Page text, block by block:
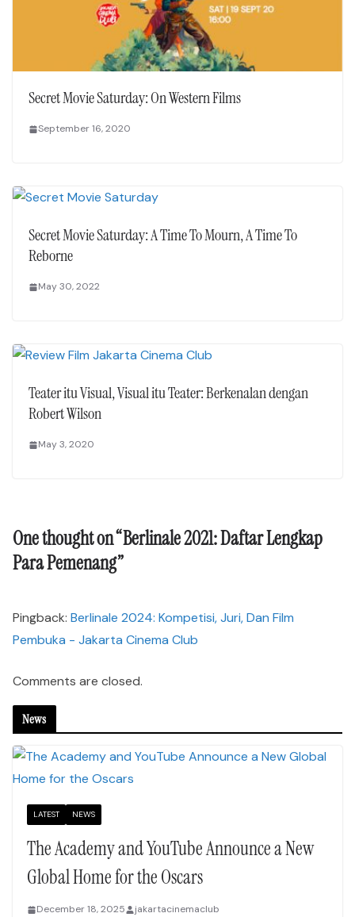
Secret Movie Saturday: On Western Films
September 16, 2020
Secret Movie Saturday: A Time To Mourn, A Time To
Reborne
May 30, 2022
Teater itu Visual, Visual itu Teater: Berkenalan dengan
Robert Wilson
May 3, 2020
One thought on “Berlinale 2021: Daftar Lengkap
Para Pemenang”
Pingback: Berlinale 2024: Kompetisi, Juri, Dan Film
Pembuka - Jakarta Cinema Club
Comments are closed.
News
LATEST NEWS
The Academy and YouTube Announce a New
Global Home for the Oscars
December 18, 2025 jakartacinemaclub